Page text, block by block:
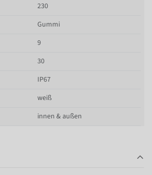
230
Gummi
9
30
IP67
weiß
innen & außen